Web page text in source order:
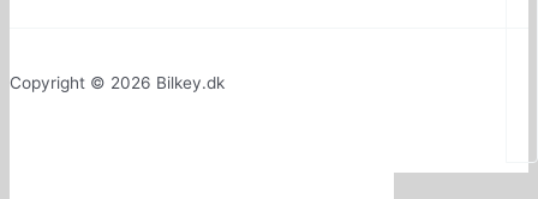
Copyright © 2026 Bilkey.dk